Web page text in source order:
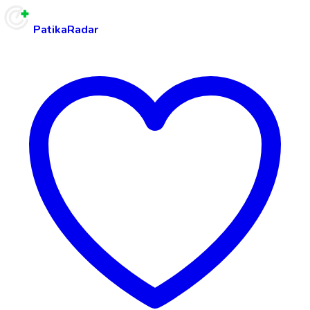
PatikaRadar